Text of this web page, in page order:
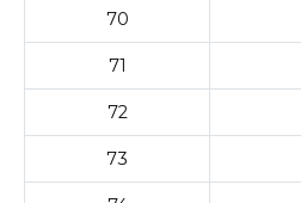
70
71
72
73